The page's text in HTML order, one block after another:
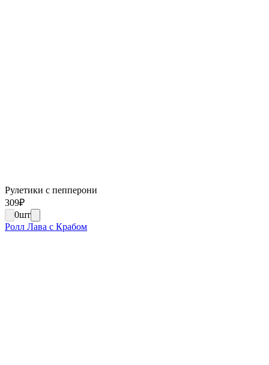
Рулетики с пепперони
309₽
0шт
Ролл Лава с Крабом